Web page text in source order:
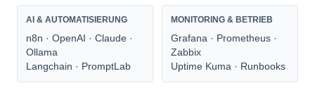
AI & AUTOMATISIERUNG
n8n · OpenAI · Claude ·
Ollama
Langchain · PromptLab
MONITORING & BETRIEB
Grafana · Prometheus ·
Zabbix
Uptime Kuma · Runbooks